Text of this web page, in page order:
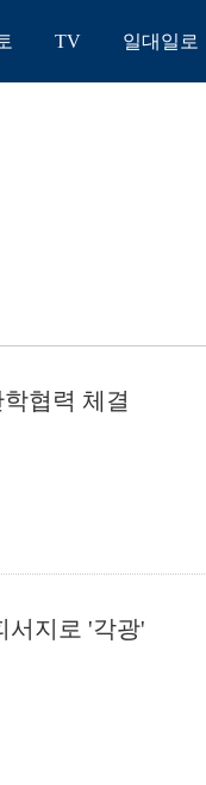
TV 일대일로
협력 체결
서지로 '각광'